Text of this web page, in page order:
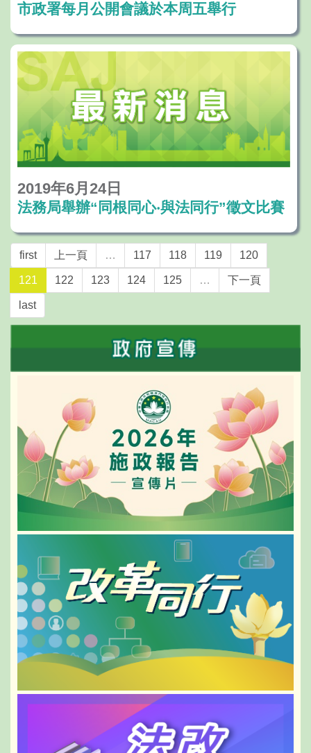
市政署每月公開會議於本周五舉行
2019年6月24日
法務局舉辦“同根同心‧與法同行”徵文比賽
first 上一頁 … 117 118 119 120
121 122 123 124 125 … 下一頁
last